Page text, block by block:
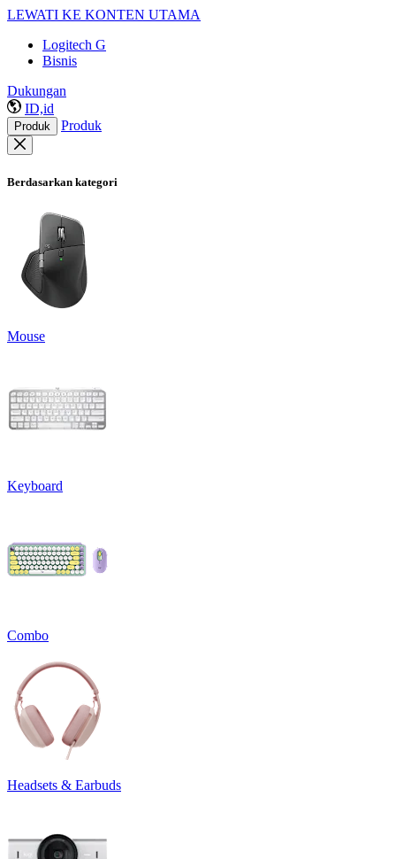
LEWATI KE KONTEN UTAMA
Logitech G
Bisnis
Dukungan
ID,id
Produk Produk
Berdasarkan kategori
Mouse
Keyboard
Combo
Headsets & Earbuds